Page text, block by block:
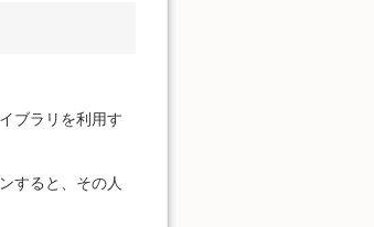
ブラリを利用す
すると、その人